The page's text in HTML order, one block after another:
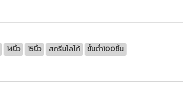
14นิ้ว 15นิ้ว สกรีนโลโก้ ขั้นต่ำ100ชิ้น